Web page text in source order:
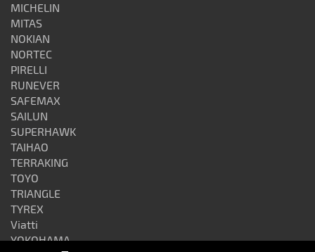
MICHELIN
MITAS
NOKIAN
NORTEC
PIRELLI
RUNEVER
SAFEMAX
SAILUN
SUPERHAWK
TAIHAO
TERRAKING
TOYO
TRIANGLE
TYREX
Viatti
YOKOHAMA